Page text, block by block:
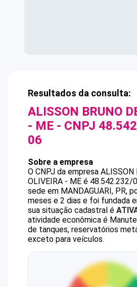
Resultados da consulta:
ALISSON BRUNO
- ME - CNPJ
06
Sobre a empresa
O CNPJ da empresa ALISSON
OLIVEIRA - ME é 48.542.232/
sede em MANDAGUARI, PR,
meses e 2 dias e foi fundada
sua situação cadastral é
atividade econômica é
de tanques, reservatórios
exceto para veículos.